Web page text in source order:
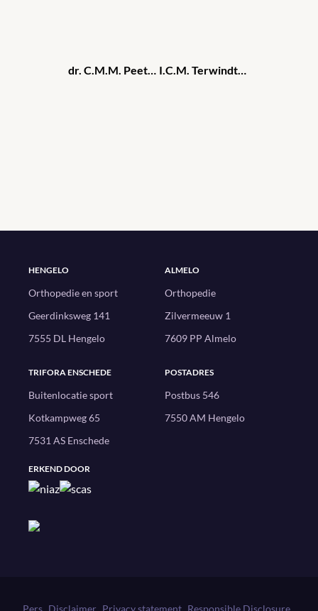
dr. C.M.M. Peeters I.C.M. Terwindt-van Eekeren
HENGELO
Orthopedie en sport
Geerdinksweg 141
7555 DL Hengelo
ALMELO
Orthopedie
Zilvermeeuw 1
7609 PP Almelo
TRIFORA ENSCHEDE
Buitenlocatie sport
Kotkampweg 65
7531 AS Enschede
POSTADRES
Postbus 546
7550 AM Hengelo
ERKEND DOOR
Pers Disclaimer Privacy statement Responsible Disclosure